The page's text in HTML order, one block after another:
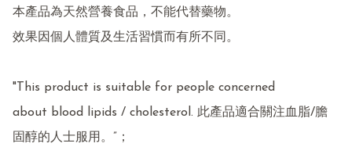
本產品為天然營養食品，不能代替藥物。
效果因個人體質及生活習慣而有所不同。
"This product is suitable for people concerned
about blood lipids / cholesterol. 此產品適合關注血脂/膽
固醇的人士服用。”；